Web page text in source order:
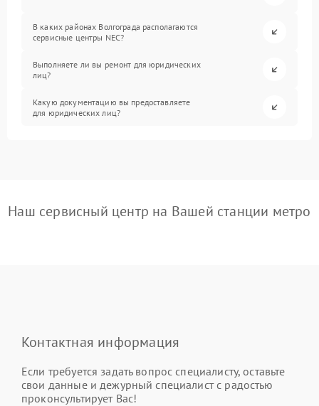
В каких районах Волгограда располагаются
сервисные центры NEC?
Выполняете ли вы ремонт для юридических
лиц?
Какую документацию вы предоставляете
для юридических лиц?
Наш сервисный центр на Вашей станции метро
Контактная информация
Если требуется задать вопрос специалисту, оставьте
свои данные и дежурный специалист с радостью
проконсультирует Вас!